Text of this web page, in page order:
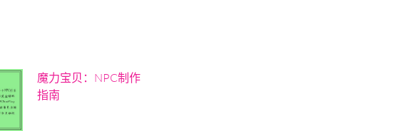
魔力宝贝：NPC制作
指南